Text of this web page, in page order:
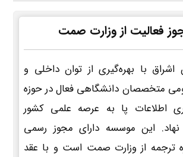
فعالیت از وزارت صمت
با بهره‌گیری از توان داخلی و
متخصصان دانشگاهی فعال در حوزه
اطلاعات پا به عرصه علمی کشور
نهاد. این موسسه دارای مجوز رسمی
ترجمه از وزارت صمت است و با عقد